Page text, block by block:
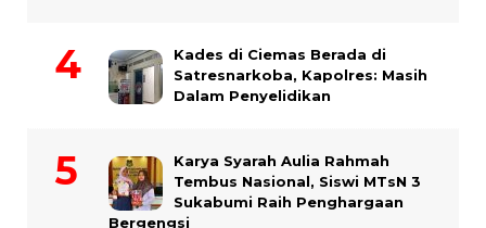
Kades di Ciemas Berada di
Satresnarkoba, Kapolres: Masih
Dalam Penyelidikan
Karya Syarah Aulia Rahmah
Tembus Nasional, Siswi MTsN 3
Sukabumi Raih Penghargaan
Bergengsi